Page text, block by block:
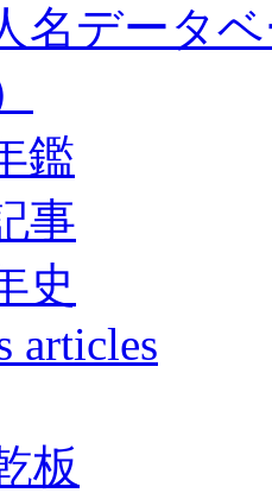
名データ
鑑
事
史
articles
板